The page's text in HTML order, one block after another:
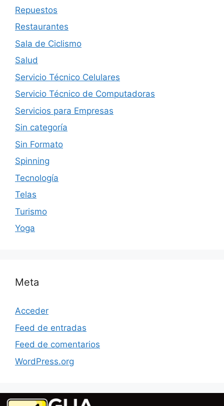
Repuestos
Restaurantes
Sala de Ciclismo
Salud
Servicio Técnico Celulares
Servicio Técnico de Computadoras
Servicios para Empresas
Sin categoría
Sin Formato
Spinning
Tecnología
Telas
Turismo
Yoga
Meta
Acceder
Feed de entradas
Feed de comentarios
WordPress.org